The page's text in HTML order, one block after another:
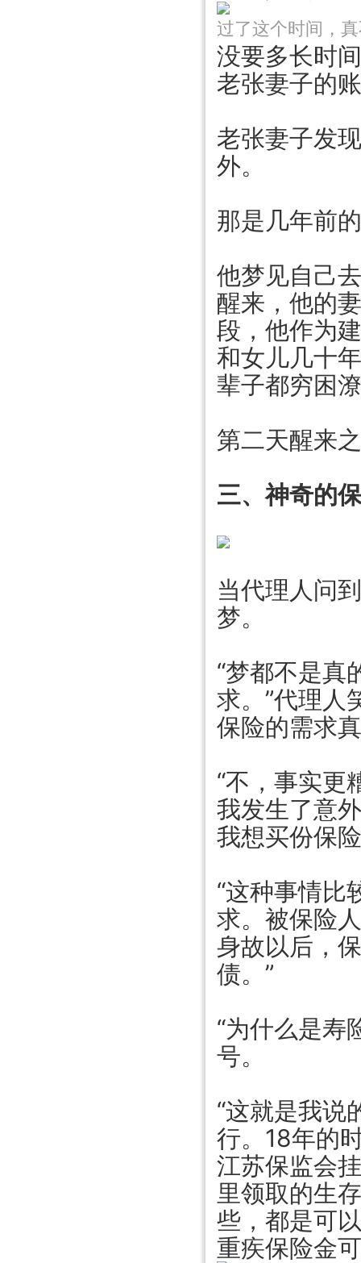
过了这个时间，
没要多长时
老张妻子的
老张妻子发
外。
那是几年前
他梦见自己
醒来，他的
段，他作为
和女儿几十
辈子都穷困
第二天醒来
三、神奇的
当代理人问
梦。
“梦都不是真
求。”代理人
保险的需求
“不，事实更
我发生了意
我想买份保
“这种事情比
求。被保险
身故以后，
债。”
“为什么是寿
号。
“这就是我说
行。18年的
江苏保监会
里领取的生
些，都是可
重疾保险金